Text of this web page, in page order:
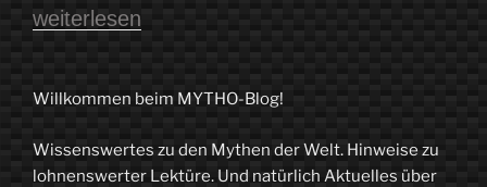
„Dante
Seelendoktor“
weiterlesen
Willkommen beim MYTHO-Blog!
Wissenswertes zu den Mythen der Welt. Hinweise zu
lohnenswerter Lektüre. Und natürlich Aktuelles über